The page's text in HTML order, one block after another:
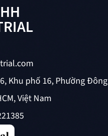
Khu phố 16, Phường Đông
Việt Nam